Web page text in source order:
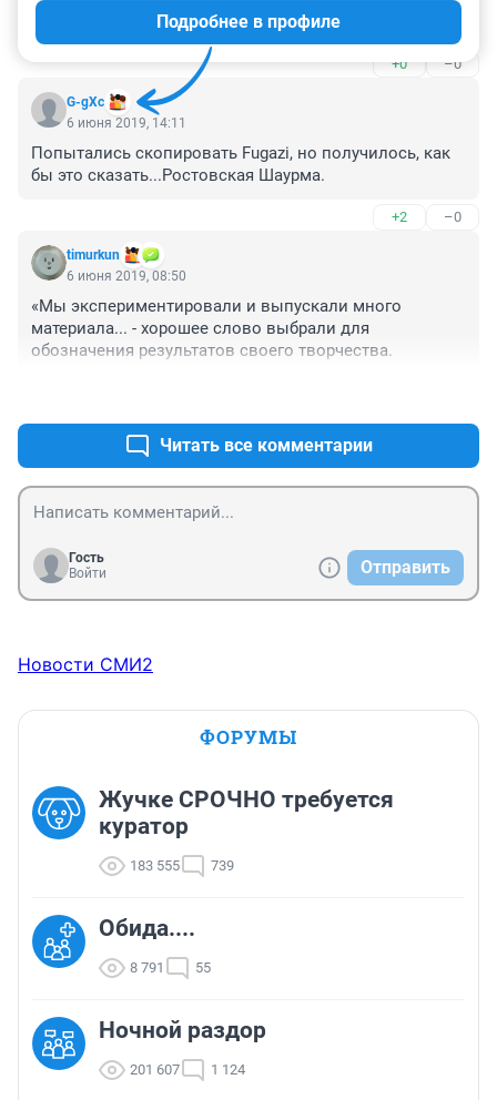
молодежь и подростки гордятся, что они родом с их
города.
+0 –0
G-gXc
Подробнее в профиле
6 июня 2019, 14:11
Попытались скопировать Fugazi, но получилось, как
бы это сказать...Ростовская Шаурма.
+2 –0
timurkun
6 июня 2019, 08:50
«Мы экспериментировали и выпускали много
материала... - хорошее слово выбрали для
обозначения результатов своего творчества.
Читать все комментарии
Гость
Войти
Отправить
Новости СМИ2
ФОРУМЫ
Жучке СРОЧНО требуется
куратор
183 555 739
Обида....
8 791 55
Ночной раздор
201 607 1 124